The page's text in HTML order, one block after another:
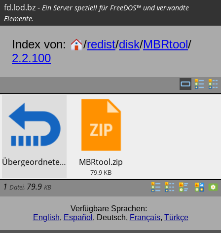
fd.lod.bz- Ein Server speziell für FreeDOS™ und verwandte
Elemente.
Index von: /redist/disk/MBRtool/
2.2.100
​Übergeordnetes Verzeichnis ​MBRtool.zip
79.9 KB
1 Datei, 79.9 KB
Verfügbare Sprachen:
English, Español , Deutsch, Français, Türkçe